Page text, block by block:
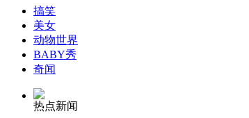
无痛分娩是否安全 医生回应
外交部：反对强权政治霸凌主义
搞笑
美女
动物世界
BABY秀
奇闻
热点新闻